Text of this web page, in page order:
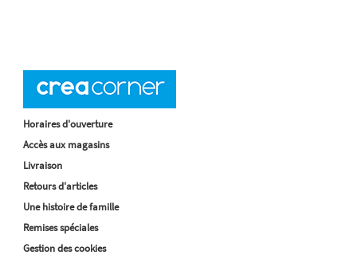
Horaires d'ouverture
Accès aux magasins
Livraison
Retours d'articles
Une histoire de famille
Remises spéciales
Gestion des cookies